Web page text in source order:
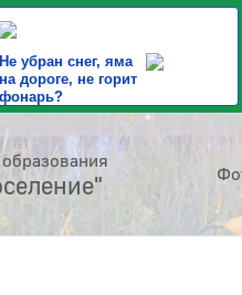
Не убран снег, яма
на дороге, не горит
фонарь?